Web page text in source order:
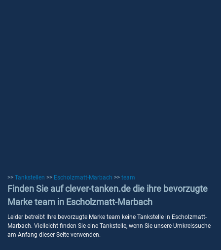
>> Tankstellen >> Escholzmatt-Marbach >> team
Finden Sie auf clever-tanken.de die ihre bevorzugte
Marke team in Escholzmatt-Marbach
Leider betreibt Ihre bevorzugte Marke team keine Tankstelle in Escholzmatt-
Marbach. Vielleicht finden Sie eine Tankstelle, wenn Sie unsere Umkreissuche
am Anfang dieser Seite verwenden.